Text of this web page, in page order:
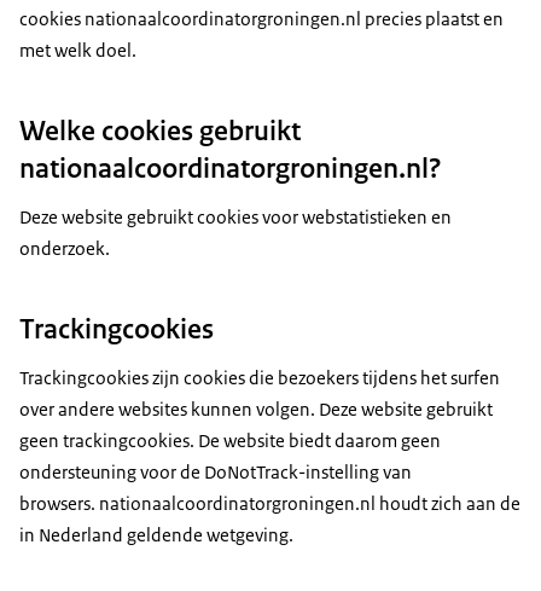
cookies nationaalcoordinatorgroningen.nl precies plaatst en
met welk doel.
Welke cookies gebruikt
nationaalcoordinatorgroningen.nl?
Deze website gebruikt cookies voor webstatistieken en
onderzoek.
Trackingcookies
Trackingcookies zijn cookies die bezoekers tijdens het surfen
over andere websites kunnen volgen. Deze website gebruikt
geen trackingcookies. De website biedt daarom geen
ondersteuning voor de DoNotTrack-instelling van
browsers. nationaalcoordinatorgroningen.nl houdt zich aan de
in Nederland geldende wetgeving.